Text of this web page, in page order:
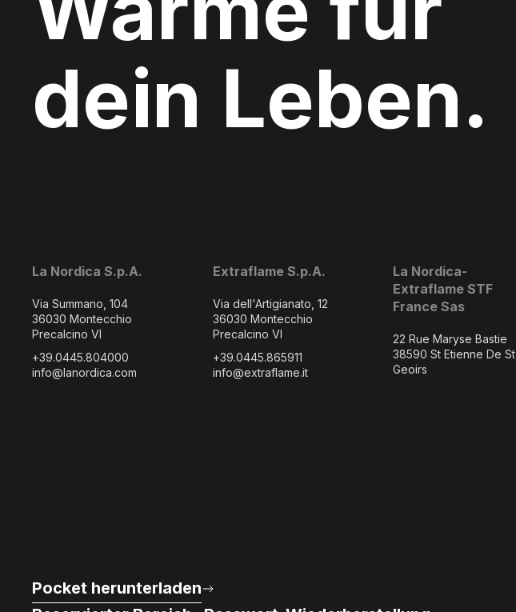
dein Leben.
La Nordica S.p.A.
Via Summano, 104
36030 Montecchio
Precalcino VI
+39.0445.804000
info@lanordica.com
Extraflame S.p.A.
Via dell'Artigianato, 12
36030 Montecchio
Precalcino VI
+39.0445.865911
info@extraflame.it
La Nordica-
Extraflame STF
France Sas
22 Rue Maryse Bastie
38590 St Etienne De St
Geoirs
Pocket herunterladen